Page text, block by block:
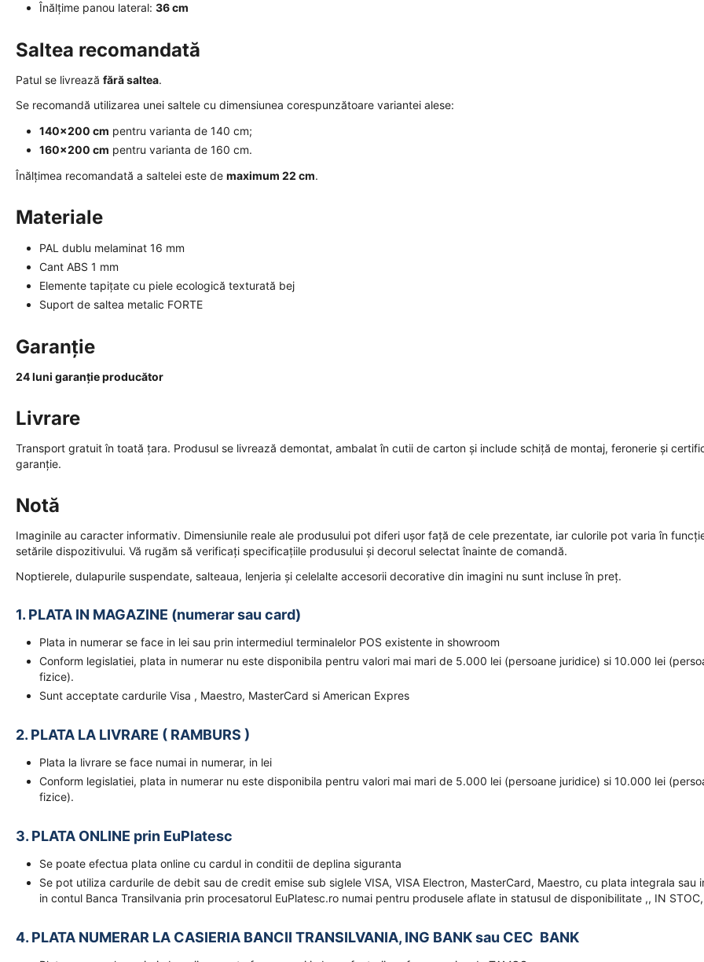
Înălțime panou lateral: 36 cm
Saltea recomandată
Patul se livrează fără saltea.
Se recomandă utilizarea unei saltele cu dimensiunea corespunzătoare variantei alese:
140x200 cm pentru varianta de 140 cm;
160x200 cm pentru varianta de 160 cm.
Înălțimea recomandată a saltelei este de maximum 22 cm.
Materiale
PAL dublu melaminat 16 mm
Cant ABS 1 mm
Elemente tapițate cu piele ecologică texturată bej
Suport de saltea metalic FORTE
Garanție
24 luni garanție producător
Livrare
Transport gratuit în toată țara. Produsul se livrează demontat, ambalat în cutii de carton și include schiță de montaj, feronerie și
garanție.
Notă
Imaginile au caracter informativ. Dimensiunile reale ale produsului pot diferi ușor față de cele prezentate, iar culorile pot varia în
setările dispozitivului. Vă rugăm să verificați specificațiile produsului și decorul selectat înainte de comandă.
Noptierele, dulapurile suspendate, salteaua, lenjeria și celelalte accesorii decorative din imagini nu sunt incluse în preț.
1. PLATA IN MAGAZINE (numerar sau card)
Plata in numerar se face in lei sau prin intermediul terminalelor POS existente in showroom
Conform legislatiei, plata in numerar nu este disponibila pentru valori mai mari de 5.000 lei (persoane juridice) si 10.000 lei
fizice).
Sunt acceptate cardurile Visa , Maestro, MasterCard si American Expres
2. PLATA LA LIVRARE ( RAMBURS )
Plata la livrare se face numai in numerar, in lei
Conform legislatiei, plata in numerar nu este disponibila pentru valori mai mari de 5.000 lei (persoane juridice) si 10.000 lei
fizice).
3. PLATA ONLINE prin EuPlatesc
Se poate efectua plata online cu cardul in conditii de deplina siguranta
Se pot utiliza cardurile de debit sau de credit emise sub siglele VISA, VISA Electron, MasterCard, Maestro, cu plata integrala sau
in contul Banca Transilvania prin procesatorul EuPlatesc.ro numai pentru produsele aflate in statusul de disponibilitate ,, IN
4. PLATA NUMERAR LA CASIERIA BANCII TRANSILVANIA, ING BANK sau CEC BANK